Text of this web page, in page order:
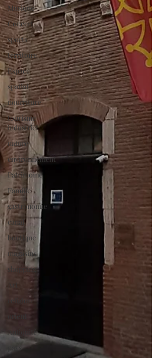
Musique
Concert
sports
territoire
Espace
spatial
nourriture
tourisme
industriel
nature
environnement
Patrimoine
Famille
gastronomie
canal
boutique
magasins
shopping
religion
Antiquité
pays